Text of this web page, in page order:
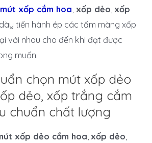
mút xốp cắm hoa xốp dẻo xốp
dày tiến hành ép các tấm màng xốp
với nhau cho đến khi đạt được
muốn.
chọn mút xốp dẻo
dẻo, xốp trắng cắm
chuẩn chất lượng
xốp dẻo cắm hoa, xốp dẻo,